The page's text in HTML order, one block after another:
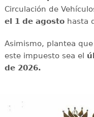
Circulación de
el 1 de agostohasta
Asimismo, plantea
este impuesto sea el
de 2026.